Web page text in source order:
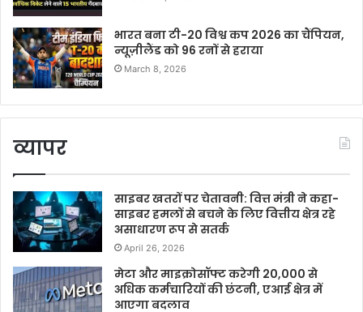
भारत बना टी-20 विश्व कप 2026 का चैंपियन,
न्यूज़ीलैंड को 96 रनों से हराया
March 8, 2026
व्यापर
साइबर खतरों पर चेतावनी: वित्त मंत्री ने कहा-
साइबर हमलों से बचने के लिए वित्तीय क्षेत्र रहे
असाधारण रूप से सतर्क
April 26, 2026
मेटा और माइक्रोसॉफ्ट करेगी 20,000 से
अधिक कर्मचारियों की छंटनी, एआई क्षेत्र में
आएगा बदलाव